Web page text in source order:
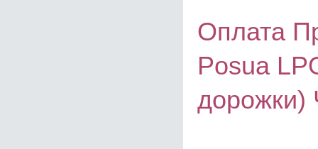
Оплата
Posua
дорожки)